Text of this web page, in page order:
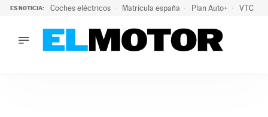
ES NOTICIA: Coches eléctricos Matrícula españa Plan Auto+ VTC